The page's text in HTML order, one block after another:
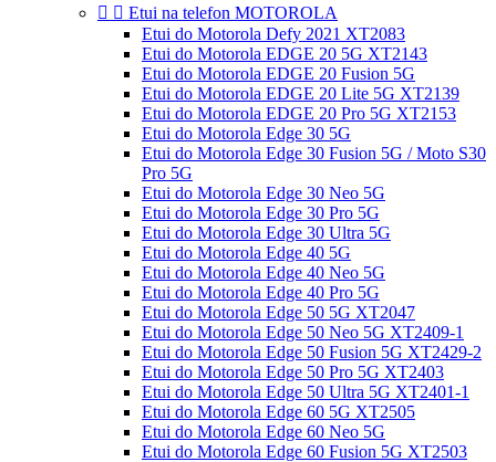
  Etui na telefon MOTOROLA
Etui do Motorola Defy 2021 XT2083
Etui do Motorola EDGE 20 5G XT2143
Etui do Motorola EDGE 20 Fusion 5G
Etui do Motorola EDGE 20 Lite 5G XT2139
Etui do Motorola EDGE 20 Pro 5G XT2153
Etui do Motorola Edge 30 5G
Etui do Motorola Edge 30 Fusion 5G / Moto S30
Pro 5G
Etui do Motorola Edge 30 Neo 5G
Etui do Motorola Edge 30 Pro 5G
Etui do Motorola Edge 30 Ultra 5G
Etui do Motorola Edge 40 5G
Etui do Motorola Edge 40 Neo 5G
Etui do Motorola Edge 40 Pro 5G
Etui do Motorola Edge 50 5G XT2047
Etui do Motorola Edge 50 Neo 5G XT2409-1
Etui do Motorola Edge 50 Fusion 5G XT2429-2
Etui do Motorola Edge 50 Pro 5G XT2403
Etui do Motorola Edge 50 Ultra 5G XT2401-1
Etui do Motorola Edge 60 5G XT2505
Etui do Motorola Edge 60 Neo 5G
Etui do Motorola Edge 60 Fusion 5G XT2503